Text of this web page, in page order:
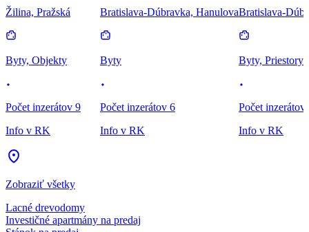
Žilina, Pražská
Byty, Objekty
Počet inzerátov 9
Info v RK
Bratislava-Dúbravka, Hanulova
Byty
Počet inzerátov 6
Info v RK
Bratislava-
Byty, Priestory
Počet inzerátov
Info v RK
Zobraziť všetky
Lacné drevodomy
Investičné apartmány na predaj